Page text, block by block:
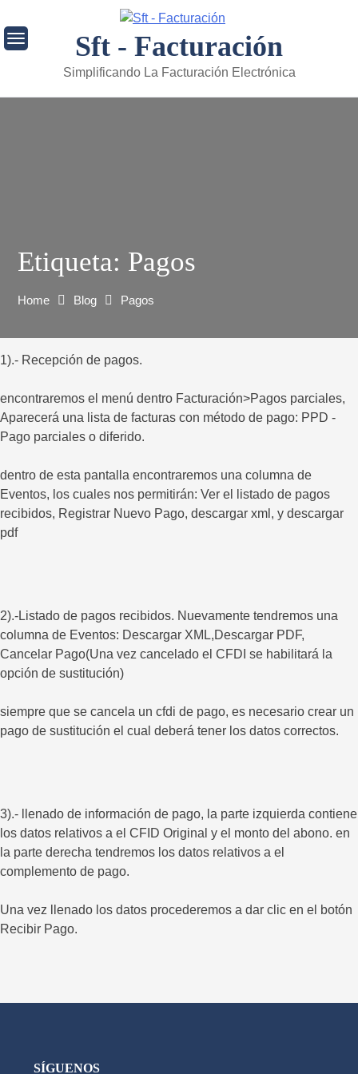
to
content
Sft - Facturación
Simplificando La Facturación Electrónica
Etiqueta: Pagos
Home Blog Pagos
1).- Recepción de pagos.
encontraremos el menú dentro Facturación>Pagos parciales,
Aparecerá una lista de facturas con método de pago: PPD -
Pago parciales o diferido.
dentro de esta pantalla encontraremos una columna de
Eventos, los cuales nos permitirán: Ver el listado de pagos
recibidos, Registrar Nuevo Pago, descargar xml, y descargar
pdf
2).-Listado de pagos recibidos. Nuevamente tendremos una
columna de Eventos: Descargar XML,Descargar PDF,
Cancelar Pago(Una vez cancelado el CFDI se habilitará la
opción de sustitución)
siempre que se cancela un cfdi de pago, es necesario crear un
pago de sustitución el cual deberá tener los datos correctos.
3).- llenado de información de pago, la parte izquierda contiene
los datos relativos a el CFID Original y el monto del abono. en
la parte derecha tendremos los datos relativos a el
complemento de pago.
Una vez llenado los datos procederemos a dar clic en el botón
Recibir Pago.
SÍGUENOS